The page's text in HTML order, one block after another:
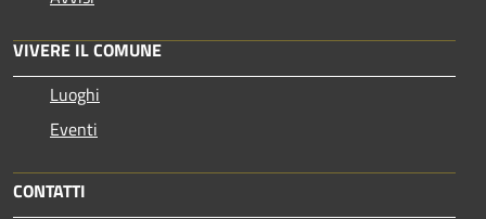
VIVERE IL COMUNE
Luoghi
Eventi
CONTATTI